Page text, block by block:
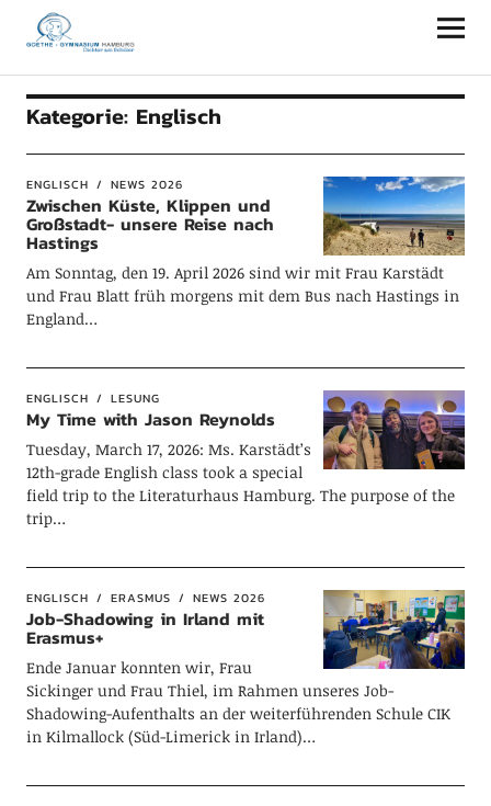
Goethe-Gymnasium Hamburg
Kategorie: Englisch
ENGLISCH NEWS 2026
Zwischen Küste, Klippen und
Großstadt- unsere Reise nach
Hastings
Am Sonntag, den 19. April 2026 sind wir mit Frau Karstädt
und Frau Blatt früh morgens mit dem Bus nach Hastings in
England…
ENGLISCH LESUNG
My Time with Jason Reynolds
Tuesday, March 17, 2026: Ms. Karstädt’s
12th-grade English class took a special
field trip to the Literaturhaus Hamburg. The purpose of the
trip…
ENGLISCH ERASMUS NEWS 2026
Job-Shadowing in Irland mit
Erasmus+
Ende Januar konnten wir, Frau
Sickinger und Frau Thiel, im Rahmen unseres Job-
Shadowing-Aufenthalts an der weiterführenden Schule CIK
in Kilmallock (Süd-Limerick in Irland)…